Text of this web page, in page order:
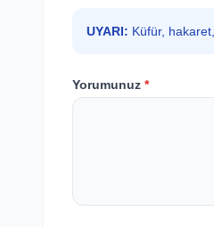
UYARI: Küfür,
Yorumunuz *